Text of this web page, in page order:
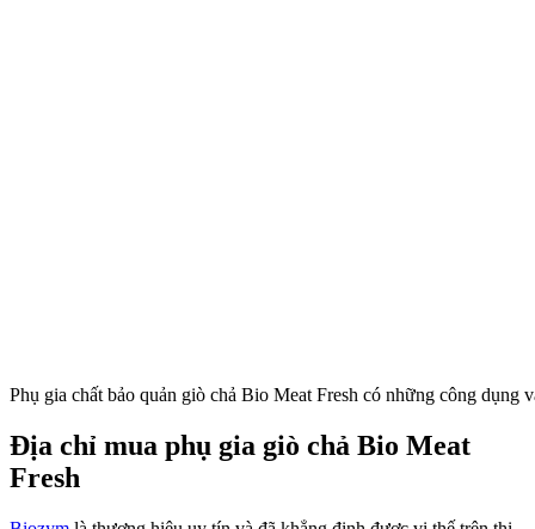
Phụ gia chất bảo quản giò chả Bio Meat Fresh có những công dụng
Địa chỉ mua phụ gia giò chả Bio Meat
Fresh